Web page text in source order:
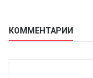
КОММЕНТАРИИ